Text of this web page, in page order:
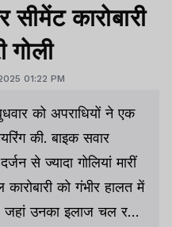
कारोबारी
गोली
01:22 PM
को अपराधियों ने एक
की. बाइक सवार
से ज्यादा गोलियां मारीं
को गंभीर हालत में
जहां उनका इलाज चल रहा